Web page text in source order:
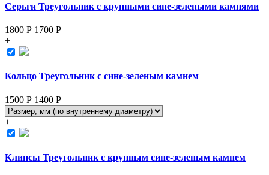
Серьги Треугольник с крупными сине-зелеными камнями
1800 Р 1700 Р
+
Кольцо Треугольник с сине-зеленым камнем
1500 Р 1400 Р
+
Клипсы Треугольник с крупным сине-зеленым камнем